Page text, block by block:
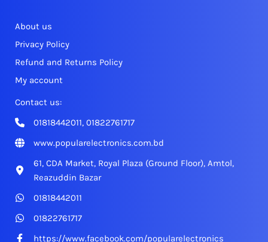
About us
Privacy Policy
Refund and Returns Policy
My account
Contact us:
01818442011, 01822761717
www.popularelectronics.com.bd
61, CDA Market, Royal Plaza (Ground Floor), Amtol,
Reazuddin Bazar
01818442011
01822761717
https://www.facebook.com/popularelectronics